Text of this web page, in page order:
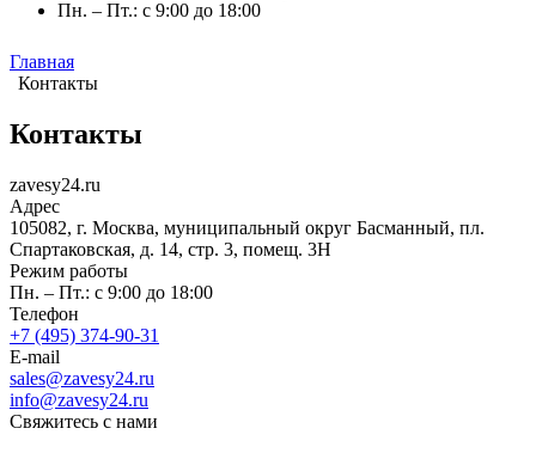
Пн. – Пт.: с 9:00 до 18:00
Главная
Контакты
Контакты
zavesy24.ru
Адрес
105082, г. Москва, муниципальный округ Басманный, пл.
Спартаковская, д. 14, стр. 3, помещ. 3Н
Режим работы
Пн. – Пт.: с 9:00 до 18:00
Телефон
+7 (495) 374-90-31
E-mail
sales@zavesy24.ru
info@zavesy24.ru
Свяжитесь с нами